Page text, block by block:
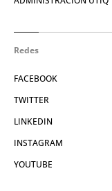
Redes
FACEBOOK
TWITTER
LINKEDIN
INSTAGRAM
YOUTUBE